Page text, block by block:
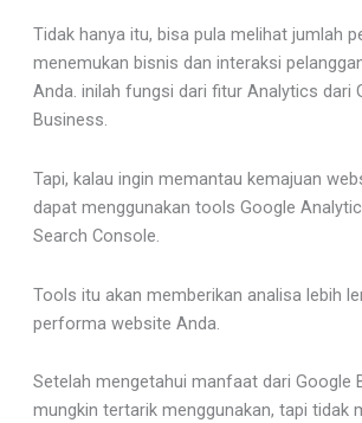
Tidak hanya itu, bisa pula melihat jumlah
menemukan bisnis dan interaksi
Anda. inilah fungsi dari fitur Analytics dari
Business.
Tapi, kalau ingin memantau kemajuan
dapat menggunakan tools Google
Search Console.
Tools itu akan memberikan analisa lebih
performa website Anda.
Setelah mengetahui manfaat dari Google
mungkin tertarik menggunakan, tapi tidak